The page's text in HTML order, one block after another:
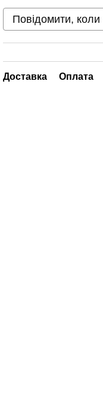
Повідомити, коли
Доставка Оплата